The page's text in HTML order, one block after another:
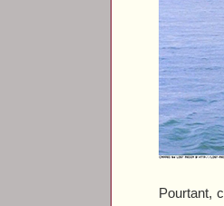
Pourtant,